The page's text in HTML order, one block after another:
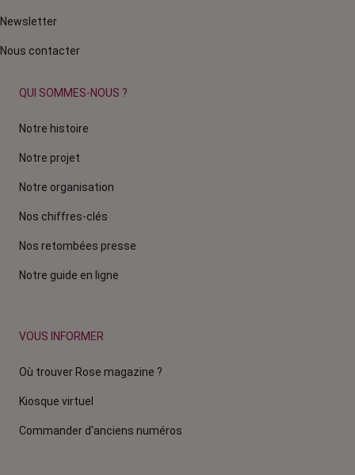
Newsletter
Nous contacter
QUI SOMMES-NOUS ?
Notre histoire
Notre projet
Notre organisation
Nos chiffres-clés
Nos retombées presse
Notre guide en ligne
VOUS INFORMER
Où trouver Rose magazine ?
Kiosque virtuel
Commander d'anciens numéros